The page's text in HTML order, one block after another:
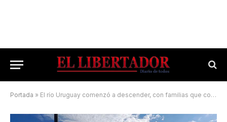
Portada » El río Uruguay comenzó a descender, con familias que continúan evacuadas